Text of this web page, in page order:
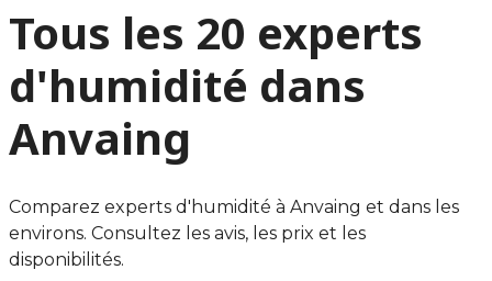
Tous les 20 experts
d'humidité dans
Anvaing
Comparez experts d'humidité à Anvaing et dans les
environs. Consultez les avis, les prix et les
disponibilités.